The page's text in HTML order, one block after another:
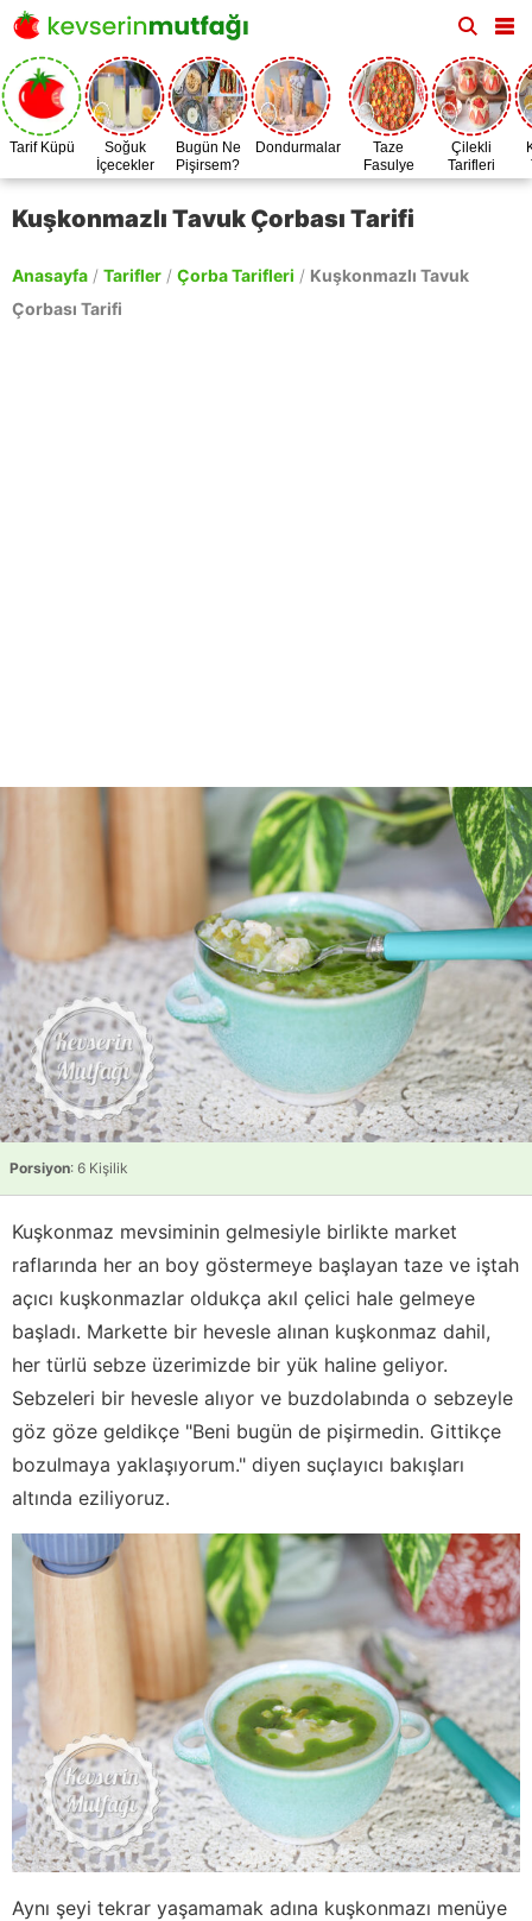
Tarif Küpü
Soğuk
İçecekler
Bugün Ne
Pişirsem?
Dondurmalar
Taze
Fasulye
Zamanı
Çilekli
Tarifleri
Kuşkonmazlı Tavuk Çorbası Tarifi
Anasayfa / Tarifler / Çorba Tarifleri / Kuşkonmazlı Tavuk
Çorbası Tarifi
Porsiyon: 6 Kişilik
Kuşkonmaz mevsiminin gelmesiyle birlikte market
raflarında her an boy göstermeye başlayan taze ve iştah
açıcı kuşkonmazlar oldukça akıl çelici hale gelmeye
başladı. Markette bir hevesle alınan kuşkonmaz dahil,
her türlü sebze üzerimizde bir yük haline geliyor.
Sebzeleri bir hevesle alıyor ve buzdolabında o sebzeyle
göz göze geldikçe "Beni bugün de pişirmedin. Gittikçe
bozulmaya yaklaşıyorum." diyen suçlayıcı bakışları
altında eziliyoruz.
Aynı şeyi tekrar yaşamamak adına kuşkonmazı menüye